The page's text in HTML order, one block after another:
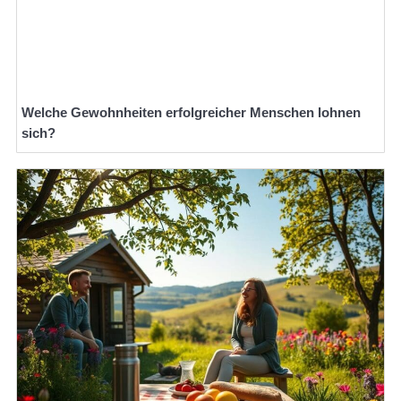
Welche Gewohnheiten erfolgreicher Menschen lohnen
sich?